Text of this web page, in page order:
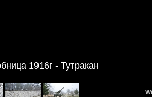
1916г - Тутракан